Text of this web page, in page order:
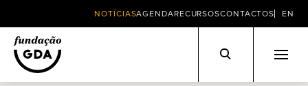
NOTÍCIASAGENDARECURSOSCONTACTOS EN